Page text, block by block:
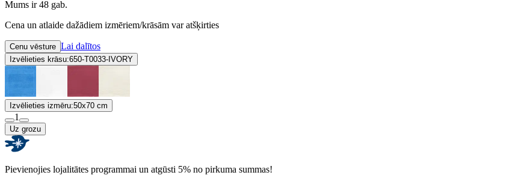
Mums ir 48 gab.
Cena un atlaide dažādiem izmēriem/krāsām var atšķirties
Cenu vēsture Lai dalītos
Izvēlieties krāsu:650-T0033-IVORY
Izvēlieties izmēru:50x70 cm
1
Uz grozu
Pievienojies lojalitātes programmai un atgūsti 5% no pirkuma summas!